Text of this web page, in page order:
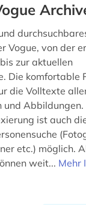
Vogue, von der
zur aktuellen
Die komfortable
die Volltexte
und Abbildungen.
ist auch
etc.) möglich.
weit... Mehr